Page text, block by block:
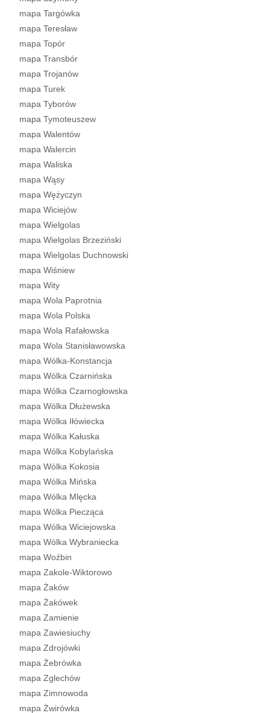
mapa Targówka
mapa Teresław
mapa Topór
mapa Transbór
mapa Trojanów
mapa Turek
mapa Tyborów
mapa Tymoteuszew
mapa Walentów
mapa Walercin
mapa Waliska
mapa Wąsy
mapa Wężyczyn
mapa Wiciejów
mapa Wielgolas
mapa Wielgolas Brzeziński
mapa Wielgolas Duchnowski
mapa Wiśniew
mapa Wity
mapa Wola Paprotnia
mapa Wola Polska
mapa Wola Rafałowska
mapa Wola Stanisławowska
mapa Wólka-Konstancja
mapa Wólka Czarnińska
mapa Wólka Czarnogłowska
mapa Wólka Dłużewska
mapa Wólka Iłówiecka
mapa Wólka Kałuska
mapa Wólka Kobylańska
mapa Wólka Kokosia
mapa Wólka Mińska
mapa Wólka Mlęcka
mapa Wólka Piecząca
mapa Wólka Wiciejowska
mapa Wólka Wybraniecka
mapa Woźbin
mapa Zakole-Wiktorowo
mapa Żaków
mapa Żakówek
mapa Zamienie
mapa Zawiesiuchy
mapa Zdrojówki
mapa Żebrówka
mapa Zglechów
mapa Zimnowoda
mapa Żwirówka